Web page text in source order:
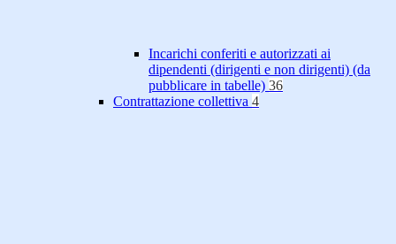
Incarichi conferiti e autorizzati ai
dipendenti (dirigenti e non dirigenti) (da
pubblicare in tabelle) 36
Contrattazione collettiva 4